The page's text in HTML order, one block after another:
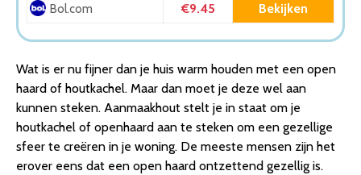
Bol.com €9.45 Bekijken
Wat is er nu fijner dan je huis warm houden met een open
haard of houtkachel. Maar dan moet je deze wel aan
kunnen steken. Aanmaakhout stelt je in staat om je
houtkachel of openhaard aan te steken om een gezellige
sfeer te creëren in je woning. De meeste mensen zijn het
erover eens dat een open haard ontzettend gezellig is.